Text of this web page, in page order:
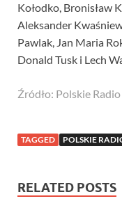
Kołodko, Bronisław
Aleksander
Pawlak, Jan Maria
Donald Tusk i Lech
Źródło: Polskie Radio
TAGGED POLSKIE
RELATED POSTS